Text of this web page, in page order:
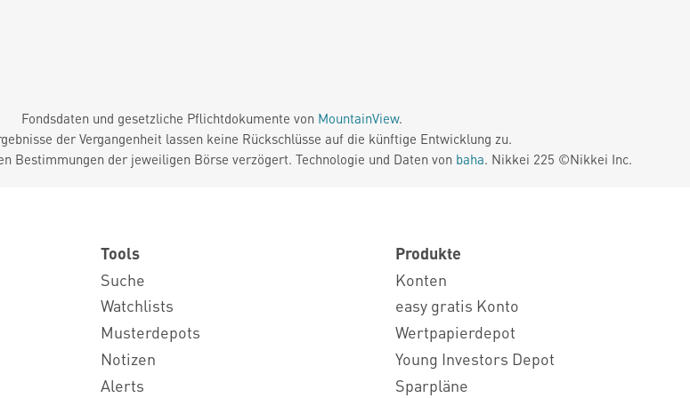
Fondsdaten und gesetzliche Pflichtdokumente von MountainView.
der Vergangenheit lassen keine Rückschlüsse auf die künftige Entwicklung zu.
Bestimmungen der jeweiligen Börse verzögert. Technologie und Daten von baha. Nikkei 225 ©Nikkei Inc.
Tools
Suche
Watchlists
Musterdepots
Notizen
Alerts
Produkte
Konten
easy gratis Konto
Wertpapierdepot
Young Investors Depot
Sparpläne